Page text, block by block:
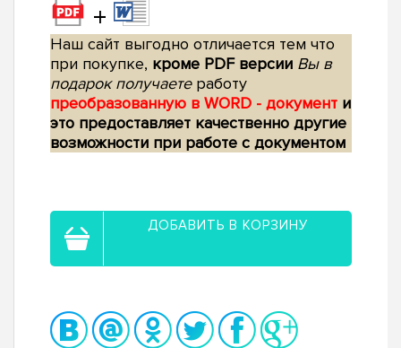
+
Наш сайт выгодно отличается тем что
при покупке, кроме PDF версии Вы в
подарок получаетеработу
преобразованную в WORD - документ и
это предоставляет качественно другие
возможности при работе с документом
ДОБАВИТЬ В КОРЗИНУ